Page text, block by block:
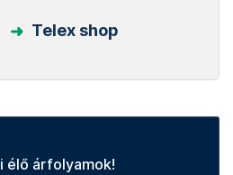
Telex shop
élő árfolyamok!